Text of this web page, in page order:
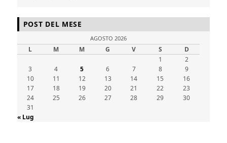
POST DEL MESE
AGOSTO 2026
L M M G V S
D
1
2
3
4 5 6 7 8
9
10
11 12 13 14 15
16
17
18 19 20 21 22
23
24
25 26 27 28 29
30
31
« Lug